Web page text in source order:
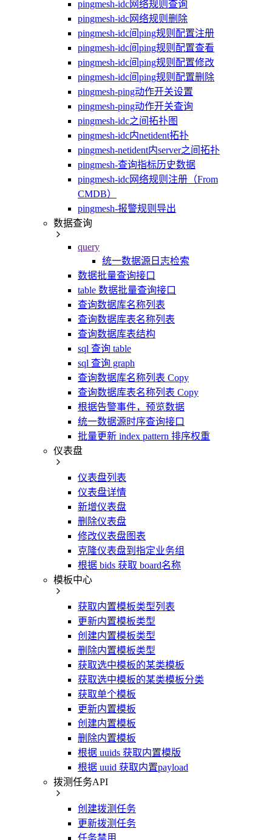
pingmesh-idc网络规则查询
pingmesh-idc网络规则删除
pingmesh-idc间ping规则配置注册
pingmesh-idc间ping规则配置查看
pingmesh-idc间ping规则配置修改
pingmesh-idc间ping规则配置删除
pingmesh-ping动作开关设置
pingmesh-ping动作开关查询
pingmesh-idc之间拓扑图
pingmesh-idc内netident拓扑
pingmesh-netident内server之间拓扑
pingmesh-查询指标历史数据
pingmesh-idc网络规则注册（From
CMDB）
pingmesh-报警规则导出
数据查询
query
统一数据源日志检索
数据批量查询接口
table 数据批量查询接口
查询数据库名称列表
查询数据库表名称列表
查询数据库表结构
sql 查询 table
sql 查询 graph
查询数据库名称列表 Copy
查询数据库表名称列表 Copy
根据告警事件，预览数据
统一数据源时序查询接口
批量更新 index pattern 排序权重
仪表盘
仪表盘列表
仪表盘详情
新增仪表盘
删除仪表盘
修改仪表盘图表
克隆仪表盘到指定业务组
根据 bids 获取 board名称
模板中心
获取内置模板类型列表
更新内置模板类型
创建内置模板类型
删除内置模板类型
获取选中模板的某类模板
获取选中模板的某类模板分类
获取单个模板
更新内置模板
创建内置模板
删除内置模板
根据 uuids 获取内置模版
根据 uuid 获取内置payload
拨测任务API
创建拨测任务
更新拨测任务
任务禁用